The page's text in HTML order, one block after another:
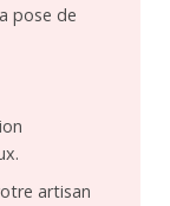
pose de
artisan